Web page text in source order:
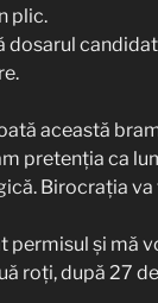
plic.
dosarul
această
pretenția ca
Birocrația
permisul și mă
roți, după 27